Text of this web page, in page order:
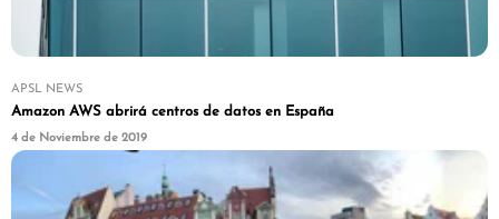
APSL NEWS
Amazon AWS abrirá centros de datos en España
4 de Noviembre de 2019